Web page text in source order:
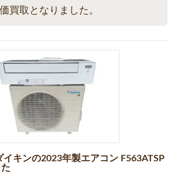
買取となりました。
キンの2023年製エアコン F563ATSP